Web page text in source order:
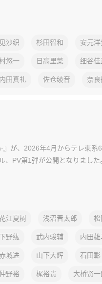
沙织 杉田智和 安元洋
悠一 日高里菜 细谷佳
内田真礼 佐仓绫音 奈良
が、2026年4月からテレ東系
PV第1弾が公開となりました
花江夏树 浅沼晋太郎 松
下野纮 武内骏辅 内田雄
赤城进 山下大辉 石田彰
野裕 梶裕贵 大桥贤一